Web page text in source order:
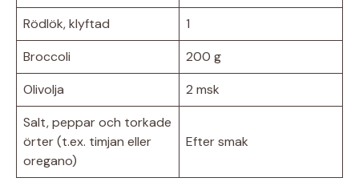
Rödlök, klyftad
1
Broccoli
200 g
Olivolja
2 msk
Salt, peppar och torkade
örter (t.ex. timjan eller
oregano)
Efter smak